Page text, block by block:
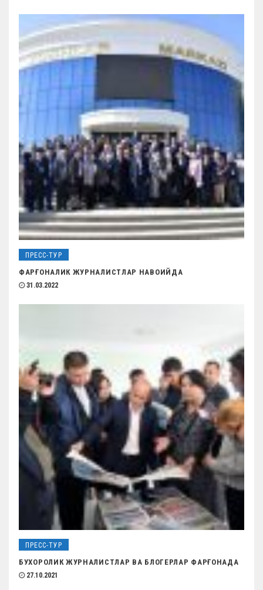
ПРЕСС-ТУР
ФАРҒОНАЛИК ЖУРНАЛИСТЛАР НАВОИЙДА
31.03.2022
ПРЕСС-ТУР
БУХОРОЛИК ЖУРНАЛИСТЛАР ВА БЛОГЕРЛАР ФАРҒОНАДА
27.10.2021